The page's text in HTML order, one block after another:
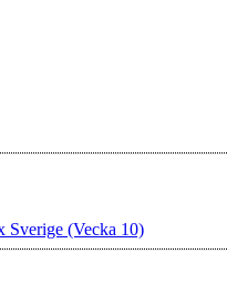
Sverige (Vecka 10)